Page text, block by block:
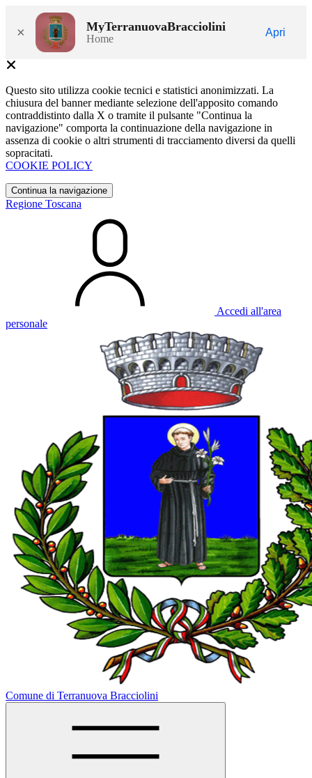
× MyTerranuovaBracciolini
Home
Apri
Questo sito utilizza cookie tecnici e statistici anonimizzati. La
chiusura del banner mediante selezione dell'apposito comando
contraddistinto dalla X o tramite il pulsante "Continua la
navigazione" comporta la continuazione della navigazione in
assenza di cookie o altri strumenti di tracciamento diversi da quelli
sopracitati.
COOKIE POLICY
Continua la navigazione
Regione Toscana
Accedi all'area
personale
Comune di Terranuova Bracciolini